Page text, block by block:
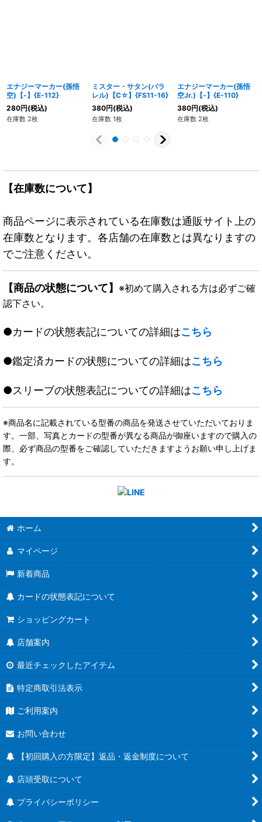
エナジーマーカー(孫悟
空)【-】{E-112}
280円(税込)
在庫数 2枚
ミスター・サタン(パラ
レル)【C☆】{FS11-16}
380円(税込)
在庫数 1枚
エナジーマーカー(孫悟
空Jr.)【-】{E-110}
380円(税込)
在庫数 2枚
【在庫数について】
商品ページに表示されている在庫数は通販サイト上の
在庫数となります。各店舗の在庫数とは異なりますの
でご注意ください。
【商品の状態について】 ※初めて購入される方は必ずご確
認下さい。
●カードの状態表記についての詳細はこちら
●鑑定済カードの状態についての詳細はこちら
●スリーブの状態表記についての詳細はこちら
※商品名に記載されている型番の商品を発送させていただいておりま
す。一部、写真とカードの型番が異なる商品が御座いますので購入の
際、必ず商品の型番をご確認していただきますようお願い申し上げま
す。
ホーム
マイページ
新着商品
カードの状態表記について
ショッピングカート
店舗案内
最近チェックしたアイテム
特定商取引法表示
ご利用案内
お問い合わせ
【初回購入の方限定】返品・返金制度について
店頭受取について
プライバシーポリシー